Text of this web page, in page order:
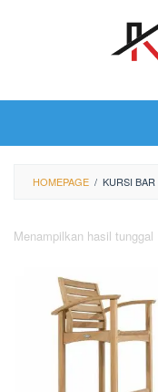
HOMEPAGE / KURSI
Menampilkan hasil tunggal